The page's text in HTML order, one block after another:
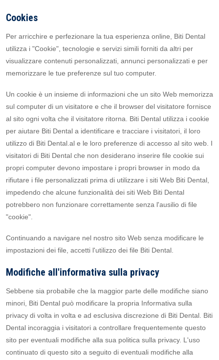
Cookies
Per arricchire e perfezionare la tua esperienza online, Biti Dental
utilizza i "Cookie", tecnologie e servizi simili forniti da altri per
visualizzare contenuti personalizzati, annunci personalizzati e per
memorizzare le tue preferenze sul tuo computer.
Un cookie è un insieme di informazioni che un sito Web memorizza
sul computer di un visitatore e che il browser del visitatore fornisce
al sito ogni volta che il visitatore ritorna. Biti Dental utilizza i cookie
per aiutare Biti Dental a identificare e tracciare i visitatori, il loro
utilizzo di Biti Dental.al e le loro preferenze di accesso al sito web. I
visitatori di Biti Dental che non desiderano inserire file cookie sui
propri computer devono impostare i propri browser in modo da
rifiutare i file personalizzati prima di utilizzare i siti Web Biti Dental,
impedendo che alcune funzionalità dei siti Web Biti Dental
potrebbero non funzionare correttamente senza l'ausilio di file
"cookie".
Continuando a navigare nel nostro sito Web senza modificare le
impostazioni dei file, accetti l'utilizzo dei file Biti Dental.
Modifiche all'informativa sulla privacy
Sebbene sia probabile che la maggior parte delle modifiche siano
minori, Biti Dental può modificare la propria Informativa sulla
privacy di volta in volta e ad esclusiva discrezione di Biti Dental. Biti
Dental incoraggia i visitatori a controllare frequentemente questo
sito per eventuali modifiche alla sua politica sulla privacy. L'uso
continuato di questo sito a seguito di eventuali modifiche alla